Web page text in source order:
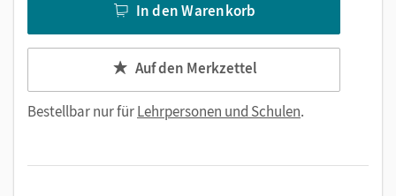
In den Warenkorb
Auf den Merkzettel
Bestellbar nur fürLehrpersonen und Schulen.